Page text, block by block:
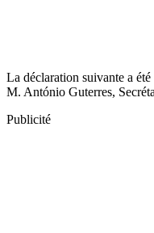
La déclaration suivante a
M. António Guterres,
Publicité